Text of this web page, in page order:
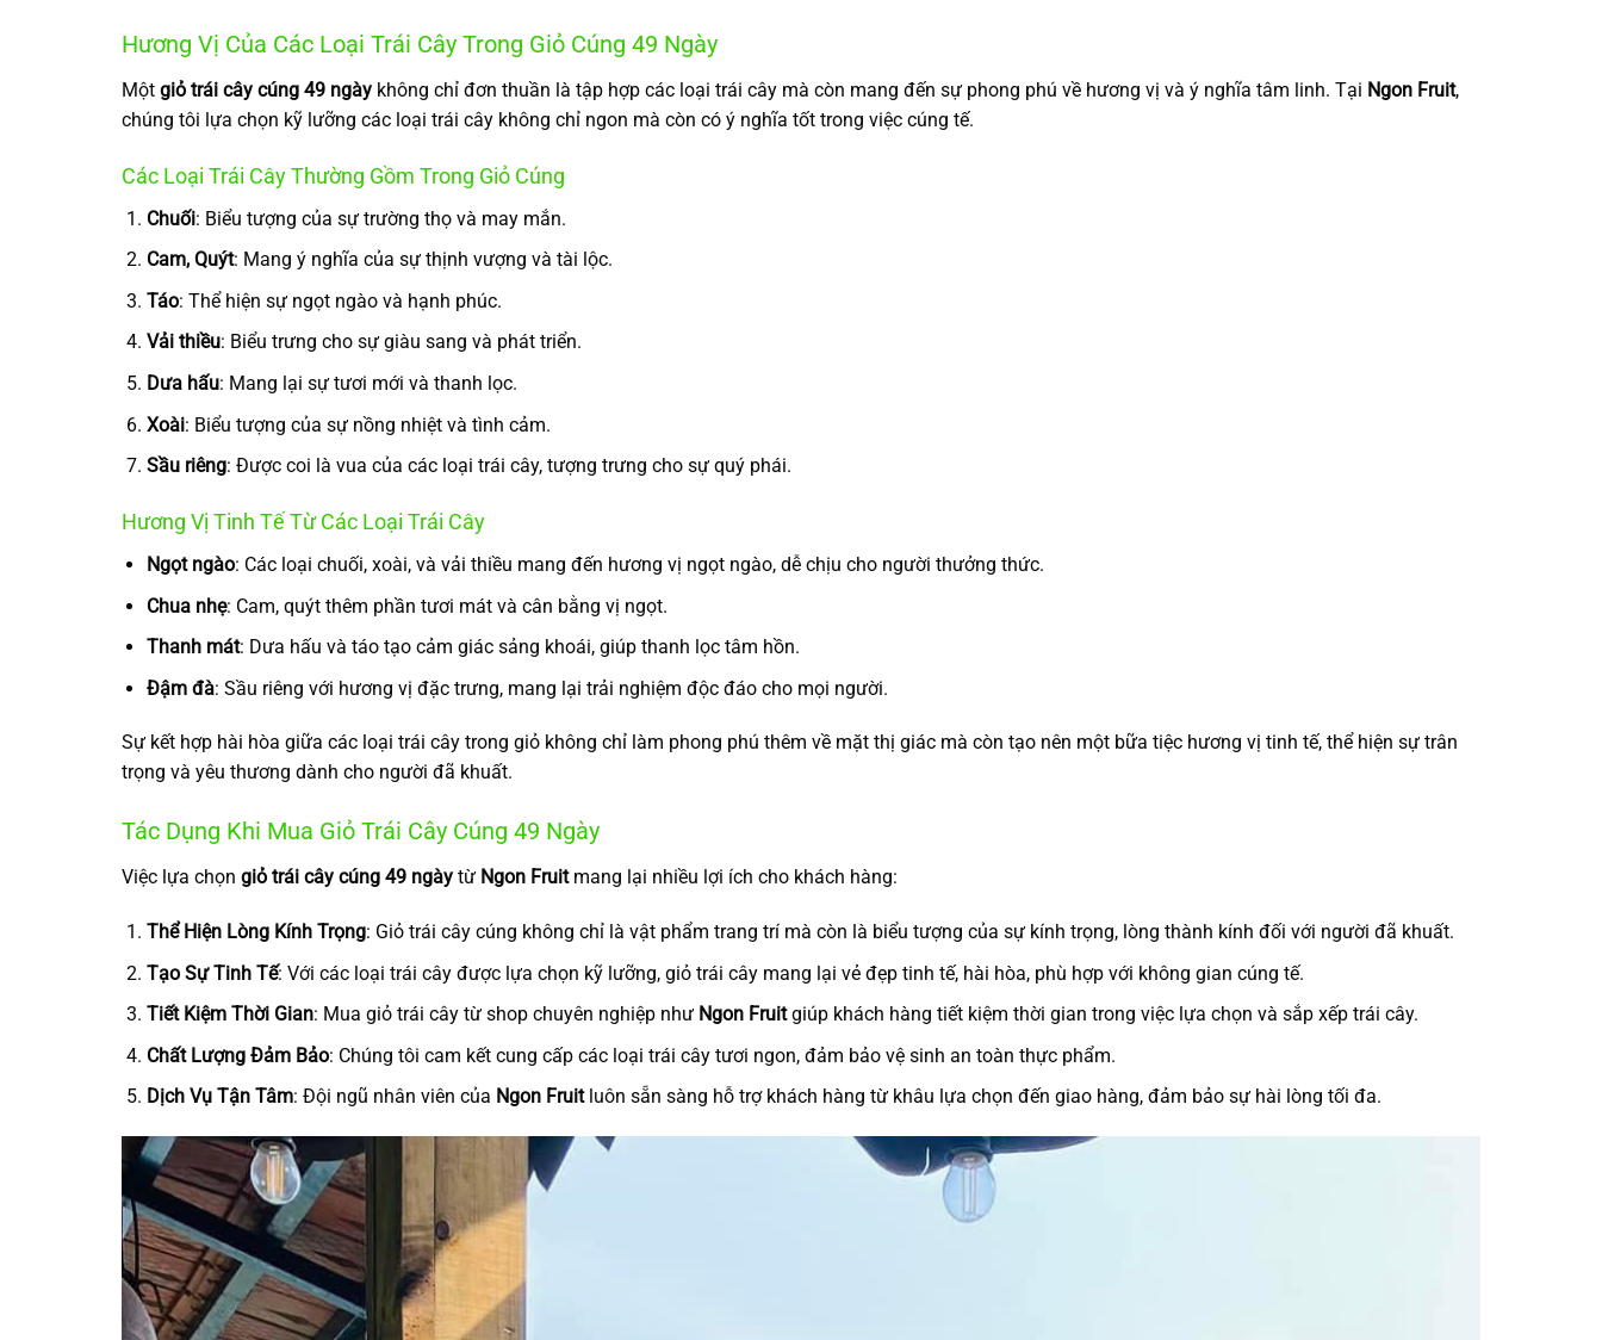
Hương Vị Của Các Loại Trái Cây Trong Giỏ Cúng 49 Ngày
Một giỏ trái cây cúng 49 ngày không chỉ đơn thuần là tập hợp các loại trái cây mà còn mang đến sự phong phú về hương vị và ý nghĩa tâm linh. Tại Ngon Fruit,
chúng tôi lựa chọn kỹ lưỡng các loại trái cây không chỉ ngon mà còn có ý nghĩa tốt trong việc cúng tế.
Các Loại Trái Cây Thường Gồm Trong Giỏ Cúng
Chuối: Biểu tượng của sự trường thọ và may mắn.
Cam, Quýt: Mang ý nghĩa của sự thịnh vượng và tài lộc.
Táo: Thể hiện sự ngọt ngào và hạnh phúc.
Vải thiều: Biểu trưng cho sự giàu sang và phát triển.
Dưa hấu: Mang lại sự tươi mới và thanh lọc.
Xoài: Biểu tượng của sự nồng nhiệt và tình cảm.
Sầu riêng: Được coi là vua của các loại trái cây, tượng trưng cho sự quý phái.
Hương Vị Tinh Tế Từ Các Loại Trái Cây
Ngọt ngào: Các loại chuối, xoài, và vải thiều mang đến hương vị ngọt ngào, dễ chịu cho người thưởng thức.
Chua nhẹ: Cam, quýt thêm phần tươi mát và cân bằng vị ngọt.
Thanh mát: Dưa hấu và táo tạo cảm giác sảng khoái, giúp thanh lọc tâm hồn.
Đậm đà: Sầu riêng với hương vị đặc trưng, mang lại trải nghiệm độc đáo cho mọi người.
Sự kết hợp hài hòa giữa các loại trái cây trong giỏ không chỉ làm phong phú thêm về mặt thị giác mà còn tạo nên một bữa tiệc hương vị tinh tế, thể hiện sự trân
trọng và yêu thương dành cho người đã khuất.
Tác Dụng Khi Mua Giỏ Trái Cây Cúng 49 Ngày
Việc lựa chọn giỏ trái cây cúng 49 ngày từ Ngon Fruitmang lại nhiều lợi ích cho khách hàng:
Thể Hiện Lòng Kính Trọng: Giỏ trái cây cúng không chỉ là vật phẩm trang trí mà còn là biểu tượng của sự kính trọng, lòng thành kính đối với người đã khuất.
Tạo Sự Tinh Tế: Với các loại trái cây được lựa chọn kỹ lưỡng, giỏ trái cây mang lại vẻ đẹp tinh tế, hài hòa, phù hợp với không gian cúng tế.
Tiết Kiệm Thời Gian: Mua giỏ trái cây từ shop chuyên nghiệp như Ngon Fruitgiúp khách hàng tiết kiệm thời gian trong việc lựa chọn và sắp xếp trái cây.
Chất Lượng Đảm Bảo: Chúng tôi cam kết cung cấp các loại trái cây tươi ngon, đảm bảo vệ sinh an toàn thực phẩm.
Dịch Vụ Tận Tâm: Đội ngũ nhân viên của Ngon Fruitluôn sẵn sàng hỗ trợ khách hàng từ khâu lựa chọn đến giao hàng, đảm bảo sự hài lòng tối đa.